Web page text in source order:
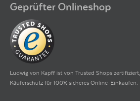
Geprüfter Onlineshop
Ludwig von Kapff ist von Trusted Shops
Käuferschutz für 100% sicheres Online-Einkaufen.